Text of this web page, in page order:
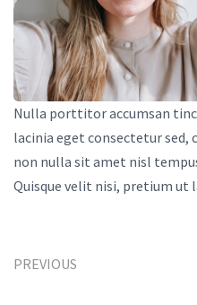
Nulla porttitor accumsan
lacinia eget consectetur
non nulla sit amet nisl
Quisque velit nisi, pretium ut
PREVIOUS